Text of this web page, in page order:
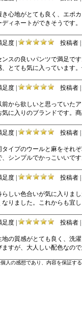
き心地がとても良く、エポ
ディネートができそうです。
足度 | 投稿者 |
ンスの良いパンツで満足で
、とても気に入っています
足度 | 投稿者 |
前から欲しいと思っていた
気に入りのブランドです。
足度 | 投稿者 |
タイプのウールと麻をそれ
、シンプルでかっこいいで
足度 | 投稿者 |
らしい色合いが気に入りま
なりました。これからも宜し
足度 | 投稿者 |
地の質感がとても良く、洗
ますが、大人しい配色なの
人の感想であり、内容を保証す